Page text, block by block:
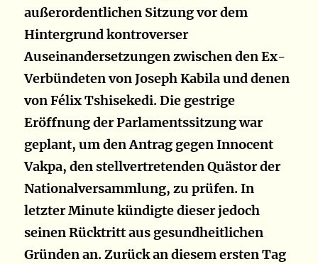
außerordentlichen Sitzung vor dem
Hintergrund kontroverser
Auseinandersetzungen zwischen den Ex-
Verbündeten von Joseph Kabila und denen
von Félix Tshisekedi. Die gestrige
Eröffnung der Parlamentssitzung war
geplant, um den Antrag gegen Innocent
Vakpa, den stellvertretenden Quästor der
Nationalversammlung, zu prüfen. In
letzter Minute kündigte dieser jedoch
seinen Rücktritt aus gesundheitlichen
Gründen an. Zurück an diesem ersten Tag